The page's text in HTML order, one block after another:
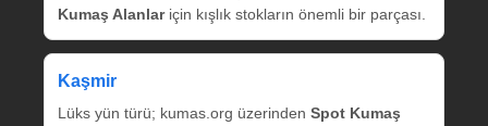
Kumaş Alanlariçin kışlık stokların önemli bir parçası.
Kaşmir
Lüks yün türü; kumas.org üzerinden Spot Kumaş